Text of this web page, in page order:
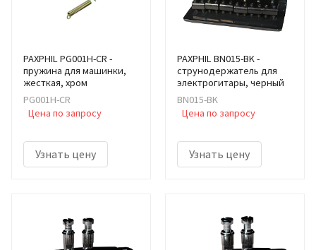
PAXPHIL PG001H-CR -
пружина для машинки,
жесткая, хром
PG001H-CR
Цена по запросу
Узнать цену
PAXPHIL BN015-BK -
струнодержатель для
электрогитары, черный
BN015-BK
Цена по запросу
Узнать цену